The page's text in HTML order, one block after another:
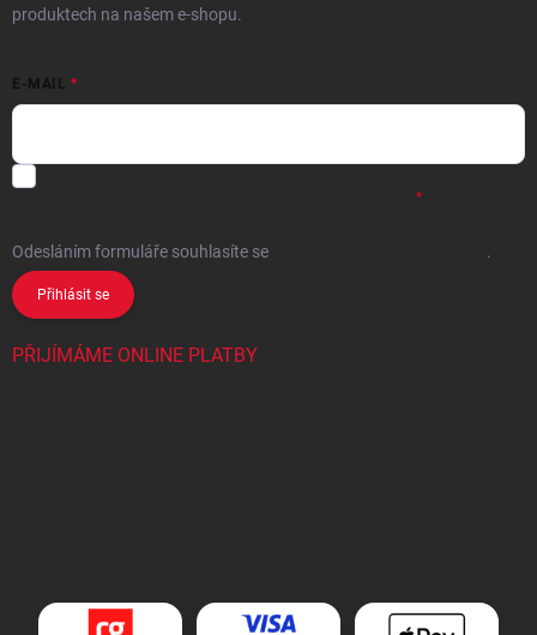
produktech na našem e-shopu.
E-MAIL
Odesláním formuláře souhlasíte se .
Přihlásit se
PŘIJÍMÁME ONLINE PLATBY